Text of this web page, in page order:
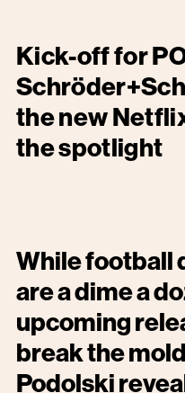
Kick-off for
the new
the spotlight
While football
are a dime a
upcoming
break the
Podolski